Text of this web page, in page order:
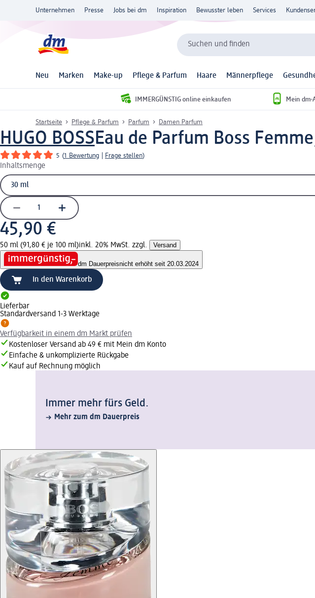
Unternehmen Presse Jobs bei dm Inspiration Bewusster leben Services
Suchen und finden
Neu Marken Make-up Pflege & Parfum Haare Männerpflege
IMMERGÜNSTIG online einkaufen Mein dm-
Startseite Pflege & Parfum Parfum Damen Parfum
HUGO BOSSEau de Parfum Boss
5 (1 Bewertung Frage stellen)
Inhaltsmenge
45,90 €
50 ml (91,80 € je 100 ml)inkl. 20% MwSt. zzgl. Versand
dm Dauerpreisnicht erhöht seit 20.03.2024
In den Warenkorb
Lieferbar
Standardversand 1-3 Werktage
Verfügbarkeit in einem dm Markt prüfen
Kostenloser Versand ab 49 € mit Mein dm Konto
Einfache & unkomplizierte Rückgabe
Kauf auf Rechnung möglich
Immer mehr fürs Geld.
Mehr zum dm Dauerpreis